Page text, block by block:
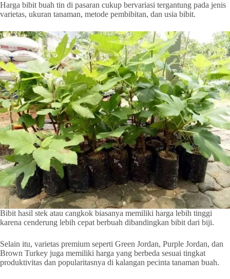
Harga bibit buah tin di pasaran cukup bervariasi tergantung pada jenis
varietas, ukuran tanaman, metode pembibitan, dan usia bibit.
Bibit hasil stek atau cangkok biasanya memiliki harga lebih tinggi
karena cenderung lebih cepat berbuah dibandingkan bibit dari biji.
Selain itu, varietas premium seperti Green Jordan, Purple Jordan, dan
Brown Turkey juga memiliki harga yang berbeda sesuai tingkat
produktivitas dan popularitasnya di kalangan pecinta tanaman buah.